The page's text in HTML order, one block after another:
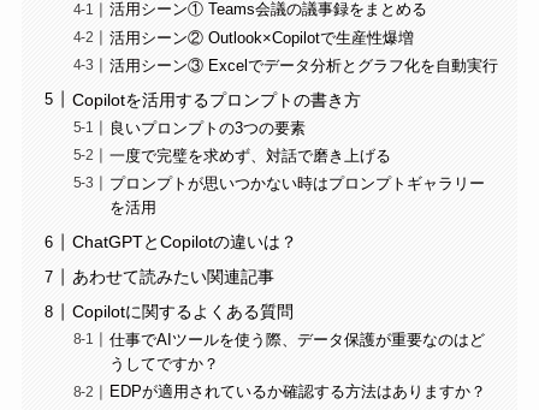
活用シーン① Teams会議の議事録をまとめる
活用シーン② Outlook×Copilotで生産性爆増
活用シーン③ Excelでデータ分析とグラフ化を自動実行
Copilotを活用するプロンプトの書き方
良いプロンプトの3つの要素
一度で完璧を求めず、対話で磨き上げる
プロンプトが思いつかない時はプロンプトギャラリー
を活用
ChatGPTとCopilotの違いは？
あわせて読みたい関連記事
Copilotに関するよくある質問
仕事でAIツールを使う際、データ保護が重要なのはど
うしてですか？
EDPが適用されているか確認する方法はありますか？